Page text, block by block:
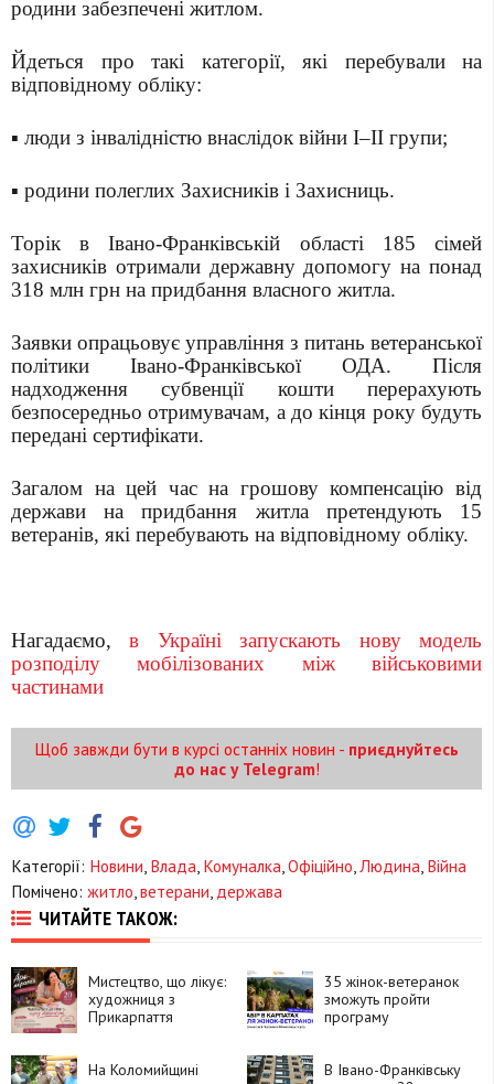
родини забезпечені житлом.
Йдеться про такі категорії, які перебували на
відповідному обліку:
▪️ люди з інвалідністю внаслідок війни І–ІІ групи;
▪️ родини полеглих Захисників і Захисниць.
Торік в Івано-Франківській області 185 сімей
захисників отримали державну допомогу на понад
318 млн грн на придбання власного житла.
Заявки опрацьовує управління з питань ветеранської
політики Івано-Франківської ОДА. Після
надходження субвенції кошти перерахують
безпосередньо отримувачам, а до кінця року будуть
передані сертифікати.
Загалом на цей час на грошову компенсацію від
держави на придбання житла претендують 15
ветеранів, які перебувають на відповідному обліку.
Нагадаємо,в Україні запускають нову модель
розподілу мобілізованих між військовими
частинами
Щоб завжди бути в курсі останніх новин - приєднуйтесь
до нас у Telegram!
Категорії: Новини Влада Комуналка Офіційно Людина Війна
Помічено: житло ветерани держава
ЧИТАЙТЕ ТАКОЖ:
Мистецтво, що лікує:
художниця з
Прикарпаття
онлайн-зустрічей
35 жінок-ветеранок
зможуть пройти
програму
Карпатах
На Коломийщині
В Івано-Франківську